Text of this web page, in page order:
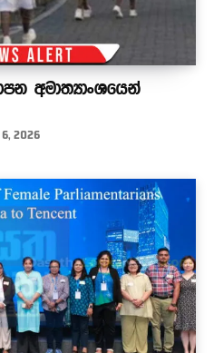
අමාත්‍යාංශයෙන්
2026